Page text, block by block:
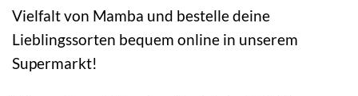
Vielfalt von Mamba und bestelle deine
Lieblingssorten bequem online in unserem
Supermarkt!